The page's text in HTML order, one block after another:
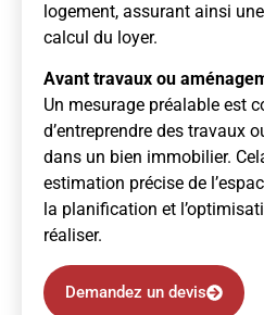
logement, assurant ainsi
calcul du loyer.
Avant travaux ou
Un mesurage préalable est
d’entreprendre des travaux
dans un bien immobilier.
estimation précise de
la planification et
réaliser.
Demandez un devis